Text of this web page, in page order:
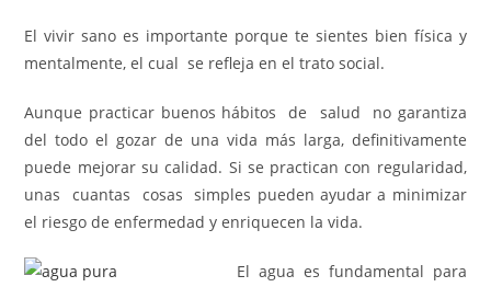
El vivir sano es importante porque te sientes bien física y
mentalmente, el cual se refleja en el trato social.
Aunque practicar buenos hábitos de salud no garantiza
del todo el gozar de una vida más larga, definitivamente
puede mejorar su calidad. Si se practican con regularidad,
unas cuantas cosas simples pueden ayudar a minimizar
el riesgo de enfermedad y enriquecen la vida.
El agua es fundamental para